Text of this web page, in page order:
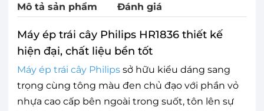
Mô tả sản phẩm Đánh giá
Máy ép trái cây Philips HR1836 thiết kế
hiện đại, chất liệu bền tốt
Máy ép trái cây Philips sở hữu kiểu dáng sang
trọng cùng tông màu đen chủ đạo với phần vỏ
nhựa cao cấp bên ngoài trong suốt, tôn lên sự